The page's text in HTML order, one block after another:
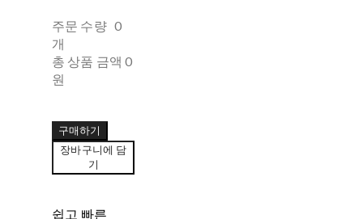
주문 수량 0
개
총 상품 금액 0
원
구매하기
장바구니에 담
기
쉽고 빠른